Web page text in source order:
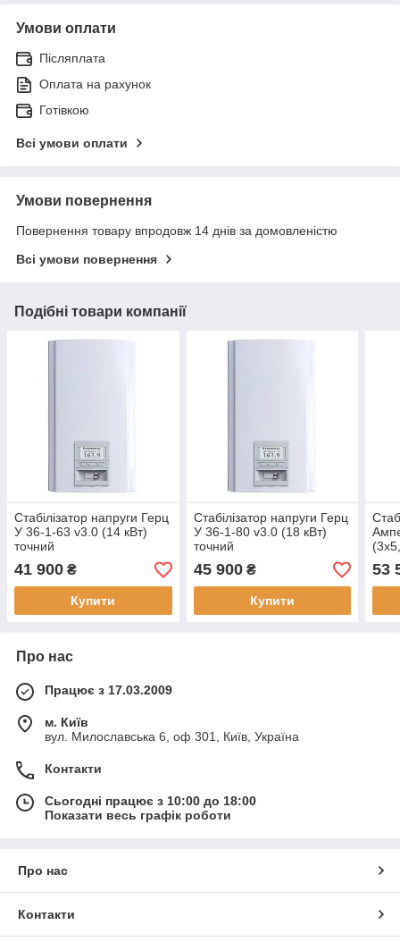
Умови оплати
Післяплата
Оплата на рахунок
Готівкою
Всі умови оплати
Умови повернення
Повернення товару впродовж 14 днів за домовленістю
Всі умови повернення
Подібні товари компанії
Стабілізатор напруги Герц
У 36-1-63 v3.0 (14 кВт)
точний
41 900 ₴
Купити
Стабілізатор напруги Герц
У 36-1-80 v3.0 (18 кВт)
точний
45 900₴
Купити
53
Про нас
Працює з 17.03.2009
м. Київ
вул. Милославська 6, оф 301, Київ, Україна
Контакти
Сьогодні працює з 10:00 до 18:00
Показати весь графік роботи
Про нас
Контакти